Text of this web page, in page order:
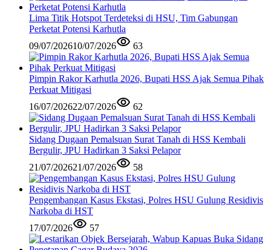
Lima Titik Hotspot Terdeteksi di HSU, Tim Gabungan
Perketat Potensi Karhutla
09/07/202610/07/2026 63
Pimpin Rakor Karhutla 2026, Bupati HSS Ajak Semua Pihak
Perkuat Mitigasi
16/07/202622/07/2026 62
Sidang Dugaan Pemalsuan Surat Tanah di HSS Kembali
Bergulir, JPU Hadirkan 3 Saksi Pelapor
21/07/202621/07/2026 58
Pengembangan Kasus Ekstasi, Polres HSU Gulung Residivis
Narkoba di HST
17/07/2026
57